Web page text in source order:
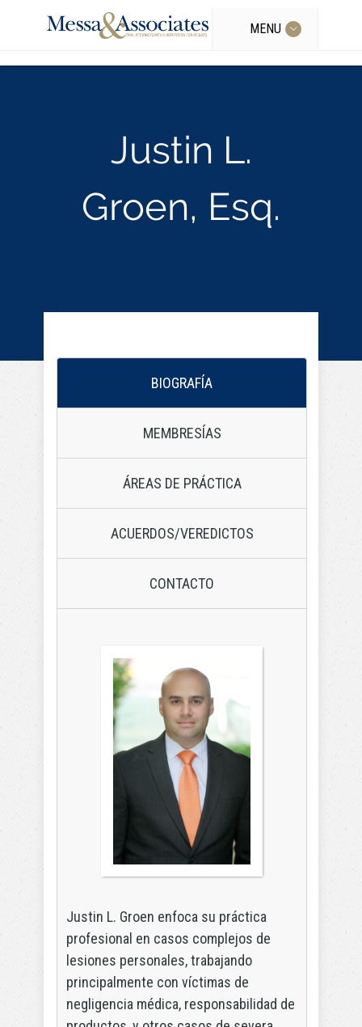
MENU
Justin L.
Groen, Esq.
BIOGRAFÍA
MEMBRESÍAS
ÁREAS DE PRÁCTICA
ACUERDOS/VEREDICTOS
CONTACTO
Justin L. Groen enfoca su práctica
profesional en casos complejos de
lesiones personales, trabajando
principalmente con víctimas de
negligencia médica, responsabilidad de